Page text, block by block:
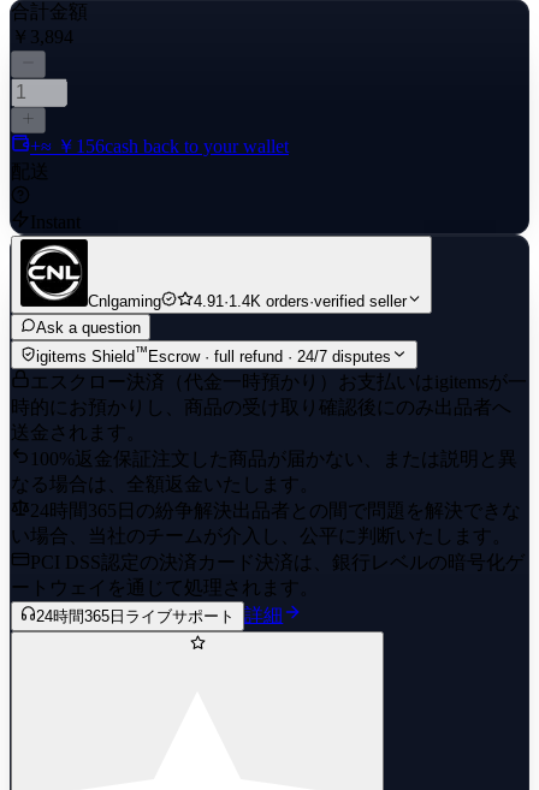
合計金額
￥3,894
+≈ ￥156cash back to your wallet
配送
Instant
Cnlgaming 4.91 ·1.4K orders·verified seller
Ask a question
igitems Shield™ Escrow · full refund · 24/7 disputes
エスクロー決済（代金一時預かり）
お支払いはigitemsが一
時的にお預かりし、商品の受け取り確認後にのみ出品者へ
送金されます。
100%返金保証 注文した商品が届かない、または説明と異
なる場合は、全額返金いたします。
24時間365日の紛争解決出品者との間で問題を解決できな
い場合、当社のチームが介入し、公平に判断いたします。
PCI DSS認定の決済 カード決済は、銀行レベルの暗号化ゲ
ートウェイを通じて処理されます。
24時間365日ライブサポート 詳細